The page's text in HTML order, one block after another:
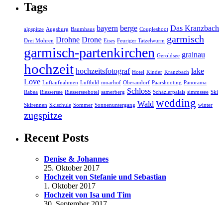
Tags
alpspitze Augsburg Baumhaus bayern berge Coupleshoot Das Kranzbach
Drei Mohren Drohne Drone Eises Feuriger Tatzelwurm garmisch
garmisch-partenkirchen Geroldsee grainau
hochzeit hochzeitsfotograf Hotel Kinder Kranzbach lake
Love Luftaufnahmen Luftbild moarhof Oberaudorf Paarshooting Panorama
Rabea Riessersee Riesserseehotel samerberg Schloss Schäzlerpalais simmssee Ski
Skirennen Skischule Sommer Sonnenuntergang Wald wedding winter
zugspitze
Recent Posts
Denise & Johannes
25. Oktober 2017
Hochzeit von Stefanie und Sebastian
1. Oktober 2017
Hochzeit von Isa und Tim